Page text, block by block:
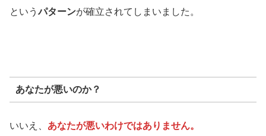
というパターンが確立されてしまいました。
あなたが悪いのか？
いいえ、 あなたが悪いわけではありません。